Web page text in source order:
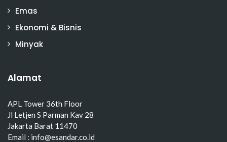
Emas
Ekonomi & Bisnis
Minyak
Alamat
APL Tower 36th Floor
Jl Letjen S Parman Kav 28
Jakarta Barat 11470
Email : info@esandar.co.id